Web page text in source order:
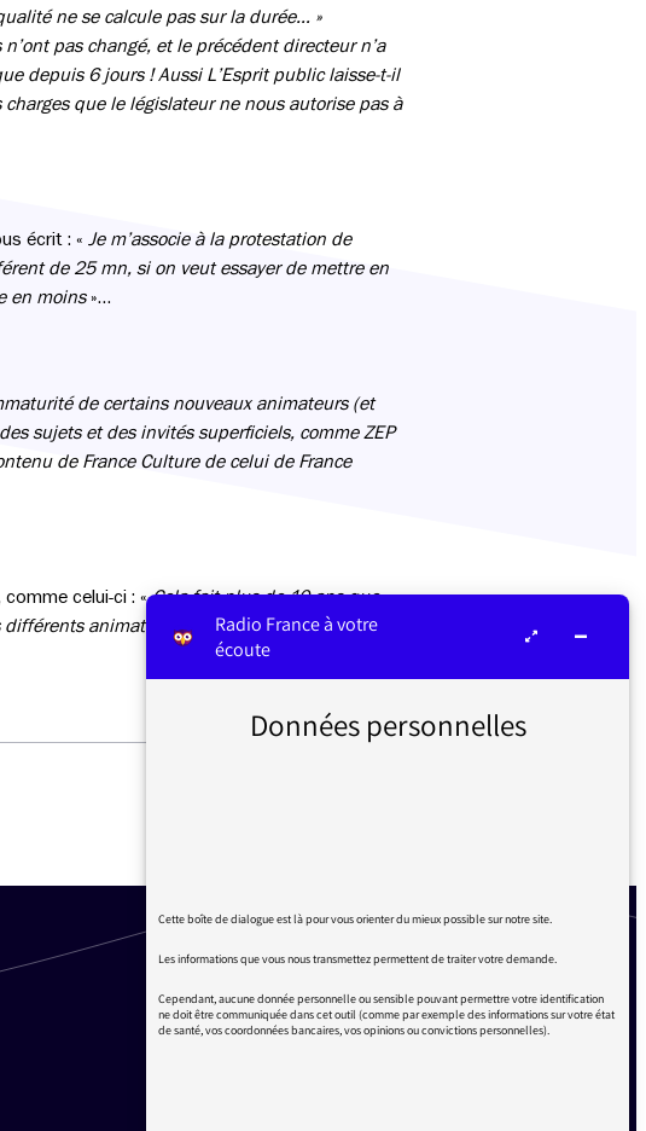
ne se calcule pas sur la durée… »
pas changé, et le précédent directeur n’a
depuis 6 jours ! Aussi L’Esprit public laisse-t-il
que le législateur ne nous autorise pas à
écrit : « Je m’associe à la protestation de
de 25 mn, si on veut essayer de mettre en
en moins»…
de certains nouveaux animateurs (et
sujets et des invités superficiels, comme ZEP
de France Culture de celui de France
comme celui-ci : «Cela fait plus de 10 ans que
animateurs. Mais j’ai plaisir à entendre
Radio France à votre
écoute
Données personnelles
Cette boîte de dialogue est là pour vous orienter du mieux possible sur notre site.
Les informations que vous nous transmettez permettent de traiter votre demande.
Cependant, aucune donnée personnelle ou sensible pouvant permettre votre identification
ne doit être communiquée dans cet outil (comme par exemple des informations sur votre état
de santé, vos coordonnées bancaires, vos opinions ou convictions personnelles).